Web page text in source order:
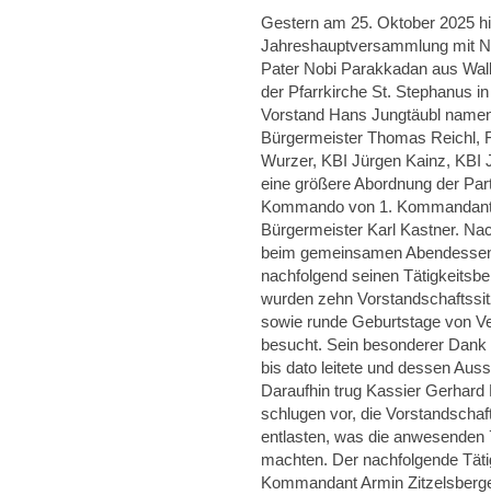
Gestern am 25. Oktober 2025
Jahreshauptversammlung mit
Pater Nobi Parakkadan aus
der Pfarrkirche St. Stephanus
Vorstand Hans Jungtäubl
Bürgermeister Thomas Reichl,
Wurzer, KBI Jürgen Kainz, KBI
eine größere Abordnung der
Kommando von 1.
Bürgermeister Karl Kastner.
beim gemeinsamen
nachfolgend seinen
wurden zehn
sowie runde Geburtstage von
besucht. Sein besonderer
bis dato leitete und dessen
Daraufhin trug Kassier
schlugen vor, die
entlasten, was die
machten. Der nachfolgende
Kommandant Armin